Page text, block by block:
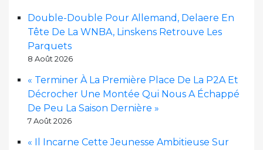
Double-Double Pour Allemand, Delaere En
Tête De La WNBA, Linskens Retrouve Les
Parquets
8 Août 2026
« Terminer À La Première Place De La P2A Et
Décrocher Une Montée Qui Nous A Échappé
De Peu La Saison Dernière »
7 Août 2026
« Il Incarne Cette Jeunesse Ambitieuse Sur